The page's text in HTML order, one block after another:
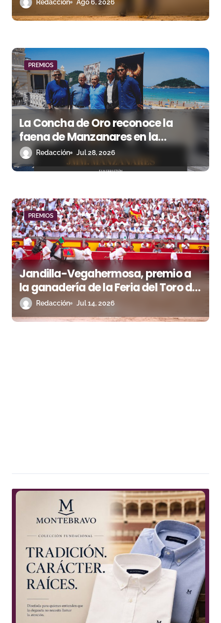
r
d
a
s
Redacción Ago 6, 2026
PREMIOS
La Concha de Oro reconoce la
faena de Manzanares en la
Semana Grande 2025
Redacción Jul 28, 2026
PREMIOS
Jandilla-Vegahermosa, premio a
la ganadería de la Feria del Toro de
Pamplona
Redacción Jul 14, 2026